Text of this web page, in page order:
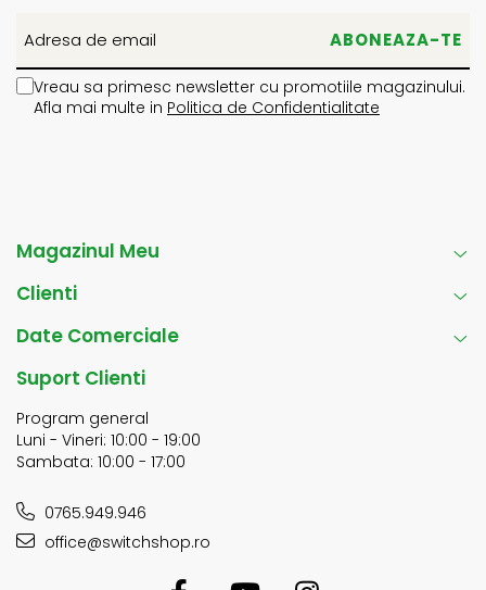
Vreau sa primesc newsletter cu promotiile magazinului.
Afla mai multe in Politica de Confidentialitate
Magazinul Meu
Clienti
Date Comerciale
Suport Clienti
Program general
Luni - Vineri: 10:00 - 19:00
Sambata: 10:00 - 17:00
0765.949.946
office@switchshop.ro